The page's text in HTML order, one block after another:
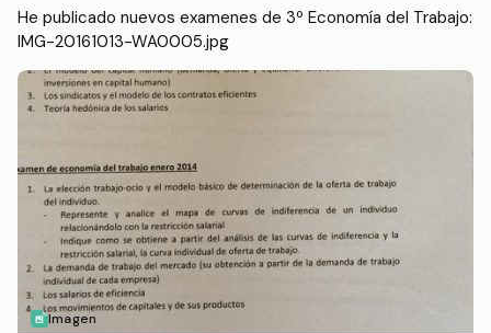
He publicado nuevos examenes de 3º Economía del Trabajo:
IMG-20161013-WA0005.jpg
Imagen